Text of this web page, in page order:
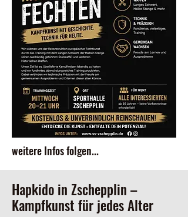
weitere Infos folgen...
Hapkido in Zschepplin –
Kampfkunst für jedes Alter